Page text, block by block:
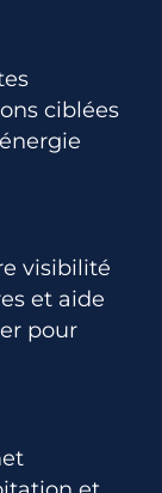
ciblées
visibilité
et aide
pour